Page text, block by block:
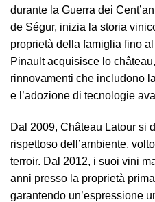
durante la Guerra dei
de Ségur, inizia la storia
proprietà della famiglia fino
Pinault acquisisce lo
rinnovamenti che includono
e l’adozione di tecnologie
Dal 2009, Château Latour si
rispettoso dell’ambiente,
terroir. Dal 2012, i suoi vini
anni presso la proprietà
garantendo un’espressione